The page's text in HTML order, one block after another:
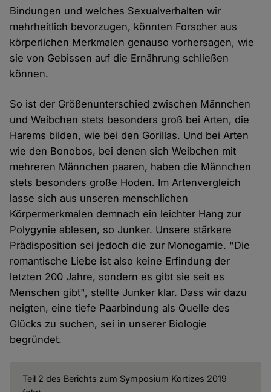
Bindungen und welches Sexualverhalten wir
mehrheitlich bevorzugen, könnten Forscher aus
körperlichen Merkmalen genauso vorhersagen, wie
sie von Gebissen auf die Ernährung schließen
können.
So ist der Größenunterschied zwischen Männchen
und Weibchen stets besonders groß bei Arten, die
Harems bilden, wie bei den Gorillas. Und bei Arten
wie den Bonobos, bei denen sich Weibchen mit
mehreren Männchen paaren, haben die Männchen
stets besonders große Hoden. Im Artenvergleich
lasse sich aus unseren menschlichen
Körpermerkmalen demnach ein leichter Hang zur
Polygynie ablesen, so Junker. Unsere stärkere
Prädisposition sei jedoch die zur Monogamie. "Die
romantische Liebe ist also keine Erfindung der
letzten 200 Jahre, sondern es gibt sie seit es
Menschen gibt", stellte Junker klar. Dass wir dazu
neigten, eine tiefe Paarbindung als Quelle des
Glücks zu suchen, sei in unserer Biologie
begründet.
Teil 2 des Berichts zum Symposium Kortizes 2019